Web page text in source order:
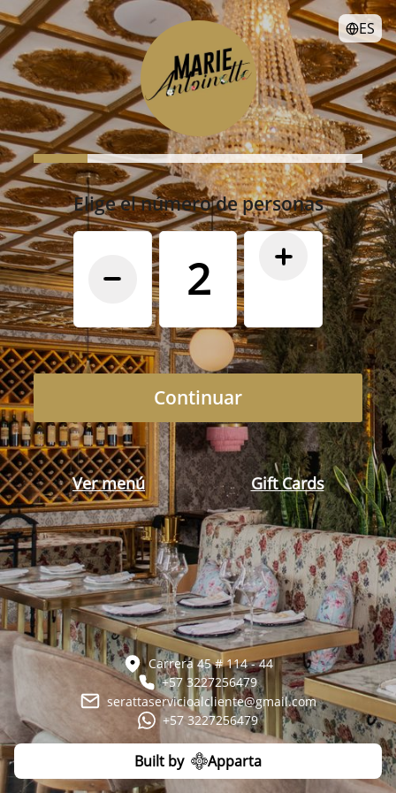
ES
Elige el número de personas
2
Continuar
Ver menú Gift Cards
Carrera 45 # 114 - 44
+57 3227256479
serattaservicioalcliente@gmail.com
+57 3227256479
Built by Apparta